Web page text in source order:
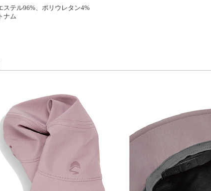
ステル96%、ポリウレタン4%
ナム